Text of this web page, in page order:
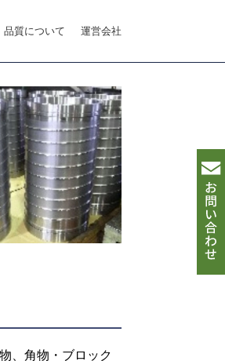
品質について 運営会社
、角物・ブロック